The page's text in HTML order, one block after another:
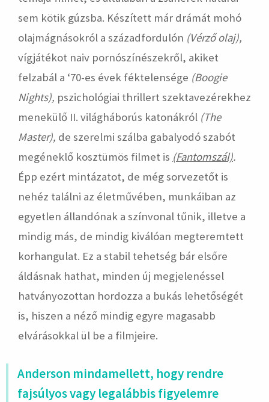
sem kötik gúzsba. Készített már drámát mohó
olajmágnásokról a századfordulón (Vérző olaj),
vígjátékot naiv pornószínészekről, akiket
felzabál a ‘70-es évek féktelensége (Boogie
Nights), pszichológiai thrillert szektavezérekhez
menekülő II. világháborús katonákról (The
Master), de szerelmi szálba gabalyodó szabót
megéneklő kosztümös filmet is (Fantomszál).
Épp ezért mintázatot, de még sorvezetőt is
nehéz találni az életművében, munkáiban az
egyetlen állandónak a színvonal tűnik, illetve a
mindig más, de mindig kiválóan megteremtett
korhangulat. Ez a stabil tehetség bár elsőre
áldásnak hathat, minden új megjelenéssel
hatványozottan hordozza a bukás lehetőségét
is, hiszen a néző mindig egyre magasabb
elvárásokkal ül be a filmjeire.
Anderson mindamellett, hogy rendre
fajsúlyos vagy legalábbis figyelemre